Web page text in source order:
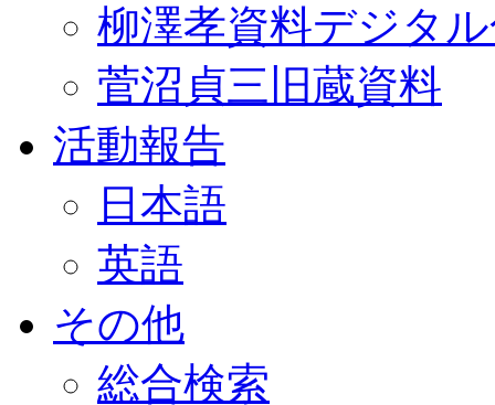
柳澤孝資料デジタ
菅沼貞三旧蔵資料
活動報告
日本語
英語
その他
総合検索